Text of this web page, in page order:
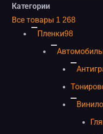
категориям
каталога
Категории
Все товары 1 268
Пленки98